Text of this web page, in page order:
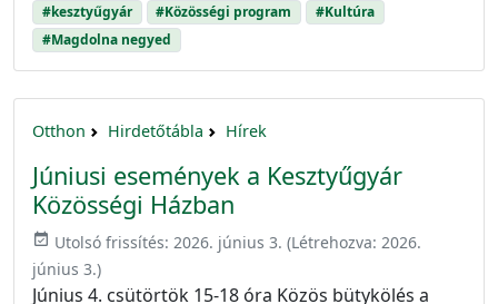
#kesztyűgyár #Közösségi program
#Kultúra
#Magdolna negyed
Otthon Hirdetőtábla Hírek
Júniusi események a Kesztyűgyár
Közösségi Házban
event_available Utolsó frissítés: 2026. június 3. (Létrehozva: 2026.
június 3.)
Június 4. csütörtök 15-18 óra Közös bütykölés a